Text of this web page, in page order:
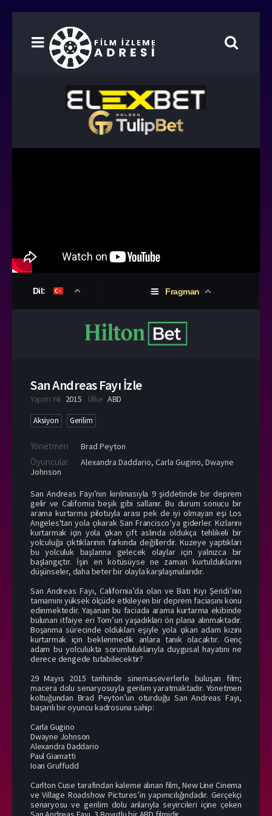
Dil: Fragman
San Andreas Fayı İzle
Yapım Yılı 2015 Ülke ABD
Aksiyon Gerilim
Yönetmen Brad Peyton
Oyuncular Alexandra Daddario, Carla Gugino, Dwayne
Johnson
San Andreas Fayı’nın kırılmasıyla 9 şiddetinde bir deprem
gelir ve California beşik gibi sallanır. Bu durum sonucu bir
arama kurtarma pilotuyla arası pek de iyi olmayan eşi Los
Angeles'tan yola çıkarak San Francisco’ya giderler. Kızlarını
kurtarmak için yola çıkan çift aslında oldukça tehlikeli bir
yolculuğa çıktıklarının farkında değillerdir. Kuzeye yaptıkları
bu yolculuk başlarına gelecek olaylar için yalnızca bir
başlangıçtır. İşin en kötüsüyse ne zaman kurtulduklarını
düşünseler, daha beter bir olayla karşılaşmalarıdır.
San Andreas Fayı, California’da olan ve Batı Kıyı Şeridi’nin
tamamını yüksek ölçüde etkileyen bir deprem faciasını konu
edinmektedir. Yaşanan bu faciada arama kurtarma ekibinde
bulunan itfaiye eri Tom’un yaşadıkları ön plana alınmaktadır.
Boşanma sürecinde oldukları eşiyle yola çıkan adam kızını
kurtarmak için beklenmedik anlara tanık olacaktır. Genç
adam bu yolculukta sorumluluklarıyla duygusal hayatını ne
derece dengede tutabilecektir?
29 Mayıs 2015 tarihinde sinemaseverlerle buluşan film;
macera dolu senaryosuyla gerilim yaratmaktadır. Yönetmen
koltuğundan Brad Peyton’un oturduğu San Andreas Fayı,
başarılı bir oyuncu kadrosuna sahip:
Carla Gugino
Dwayne Johnson
Alexandra Daddario
Paul Giamatti
Ioan Gruffudd
Carlton Cuse tarafından kaleme alınan film, New Line Cinema
ve Village Roadshow Pictures’in yapımcılığındadır. Gerçekçi
senaryosu ve gerilim dolu anlarıyla seyircileri içine çeken